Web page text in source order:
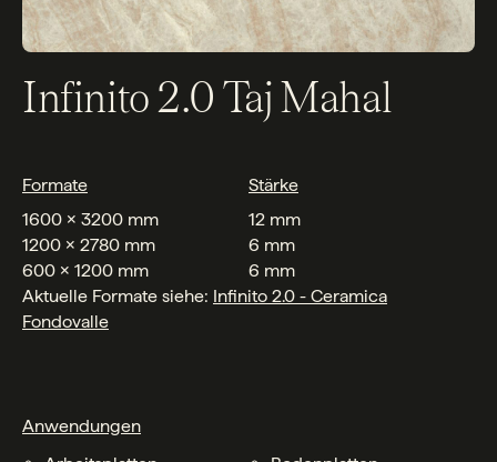
Infinito 2.0 Taj Mahal
Formate
Stärke
1600 x 3200 mm
12 mm
1200 x 2780 mm
6 mm
600 x 1200 mm
6 mm
Aktuelle Formate siehe: Infinito 2.0 - Ceramica
Fondovalle
Anwendungen